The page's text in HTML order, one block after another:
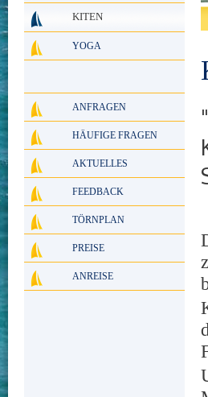
KITEN
YOGA
ANFRAGEN
HÄUFIGE FRAGEN
AKTUELLES
FEEDBACK
TÖRNPLAN
PREISE
ANREISE